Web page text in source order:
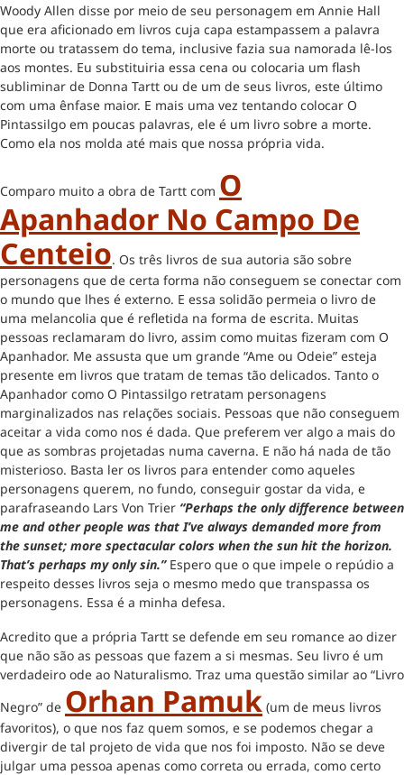
Woody Allen disse por meio de seu personagem em Annie Hall
que era aficionado em livros cuja capa estampassem a palavra
morte ou tratassem do tema, inclusive fazia sua namorada lê-los
aos montes. Eu substituiria essa cena ou colocaria um flash
subliminar de Donna Tartt ou de um de seus livros, este último
com uma ênfase maior. E mais uma vez tentando colocar O
Pintassilgo em poucas palavras, ele é um livro sobre a morte.
Como ela nos molda até mais que nossa própria vida.
Comparo muito a obra de Tartt com O
Apanhador No Campo De
Centeio. Os três livros de sua autoria são sobre
personagens que de certa forma não conseguem se conectar com
o mundo que lhes é externo. E essa solidão permeia o livro de
uma melancolia que é refletida na forma de escrita. Muitas
pessoas reclamaram do livro, assim como muitas fizeram com O
Apanhador. Me assusta que um grande “Ame ou Odeie” esteja
presente em livros que tratam de temas tão delicados. Tanto o
Apanhador como O Pintassilgo retratam personagens
marginalizados nas relações sociais. Pessoas que não conseguem
aceitar a vida como nos é dada. Que preferem ver algo a mais do
que as sombras projetadas numa caverna. E não há nada de tão
misterioso. Basta ler os livros para entender como aqueles
personagens querem, no fundo, conseguir gostar da vida, e
parafraseando Lars Von Trier “Perhaps the only difference between
me and other people was that I’ve always demanded more from
the sunset; more spectacular colors when the sun hit the horizon.
That’s perhaps my only sin.”Espero que o que impele o repúdio a
respeito desses livros seja o mesmo medo que transpassa os
personagens. Essa é a minha defesa.
Acredito que a própria Tartt se defende em seu romance ao dizer
que não são as pessoas que fazem a si mesmas. Seu livro é um
verdadeiro ode ao Naturalismo. Traz uma questão similar ao “Livro
Negro” de Orhan Pamuk (um de meus livros
favoritos), o que nos faz quem somos, e se podemos chegar a
divergir de tal projeto de vida que nos foi imposto. Não se deve
julgar uma pessoa apenas como correta ou errada, como certo